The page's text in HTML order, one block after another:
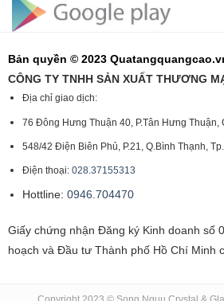
Bản quyền © 2023
CÔNG TY TNHH SẢN XUẤT THƯƠNG
Địa chỉ giao dịch:
76 Đông Hưng Thuận 40, P.Tân Hưng Thuận,
548/42 Điện Biên Phủ, P.21, Q.Bình Thạnh,
Điện thoại: 028.37155313
Hottline: 0946.704470
Giấy chứng nhận Đăng ký Kinh doanh số
hoạch và Đầu tư Thành phố Hồ Chí Minh